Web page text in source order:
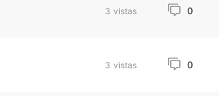
3 vistas 0
3 vistas 0